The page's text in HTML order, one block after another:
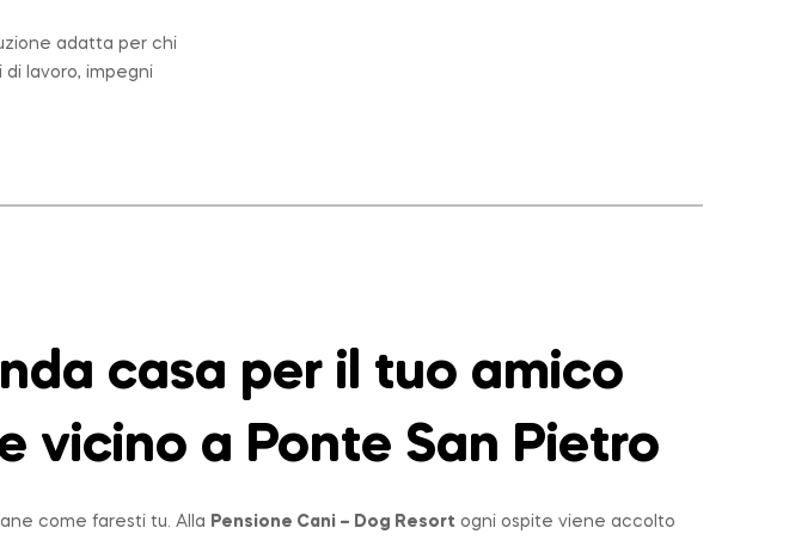
adatta per chi
lavoro, impegni
casa per il tuo amico
vicino a Ponte San Pietro
come faresti tu. Alla Pensione Cani – Dog Resort ogni ospite viene accolto